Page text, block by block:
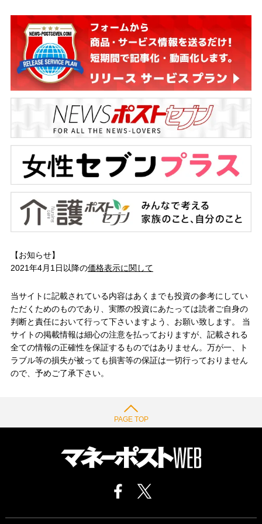
【お知らせ】
2021年4月1日以降の価格表示に関して
当サイトに記載されている内容はあくまでも投資の参考にしてい
ただくためのものであり、実際の投資にあたっては読者ご自身の
判断と責任において行って下さいますよう、お願い致します。 当
サイトの掲載情報は細心の注意を払っておりますが、記載される
全ての情報の正確性を保証するものではありません。万が一、ト
ラブル等の損失が被っても損害等の保証は一切行っておりません
ので、予めご了承下さい。
PAGE TOP